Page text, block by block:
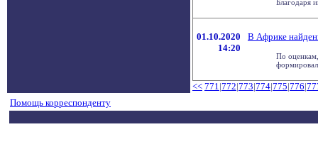
Благодаря
01.10.2020
14:20
В Африке
По
<< 771|772|773|774|775|776|
Помощь корреспонденту